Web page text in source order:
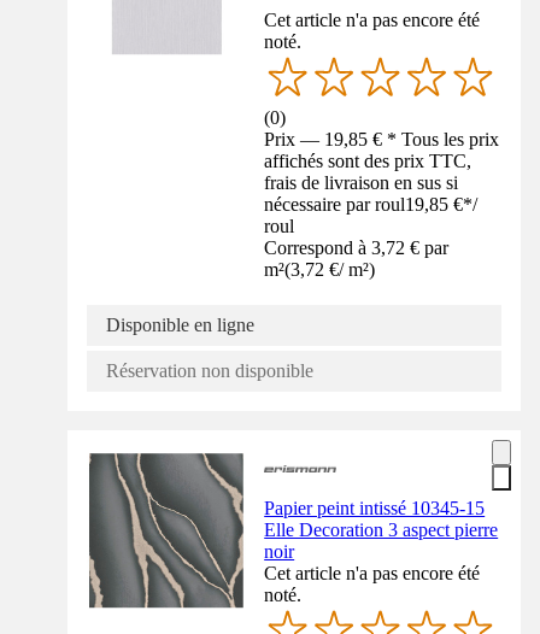
Cet article n'a pas encore été
noté.
(0)
Prix — 19,85 € * Tous les prix
affichés sont des prix TTC,
frais de livraison en sus si
nécessaire par roul19,85 €*/
roul
Correspond à 3,72 € par
m²(3,72 €/ m²)
Disponible en ligne
Réservation non disponible
Papier peint intissé 10345-15
Elle Decoration 3 aspect pierre
noir
Cet article n'a pas encore été
noté.